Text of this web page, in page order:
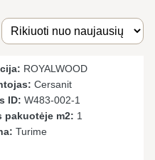
ROYALWOOD
Cersanit
ID: W483-002-1
pakuotėje m2: 1
Turime